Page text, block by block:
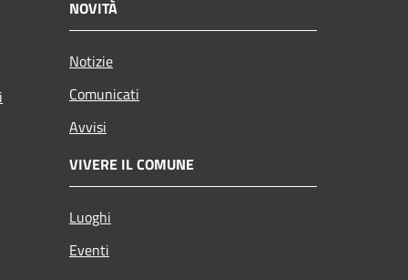
NOVITÀ
Notizie
Comunicati
Avvisi
VIVERE IL COMUNE
Luoghi
Eventi